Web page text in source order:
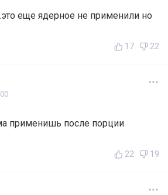
еще ядерное не применили но
17 22
применишь после порции
22 19